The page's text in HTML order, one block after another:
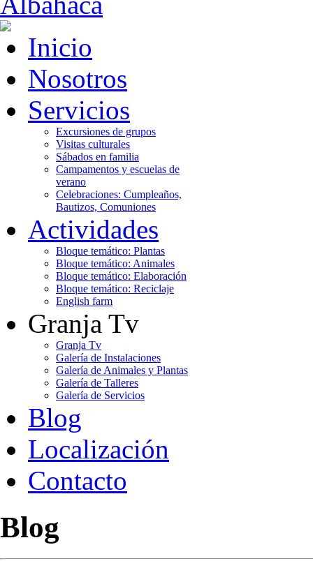
Inicio
Nosotros
Servicios
Excursiones de grupos
Visitas culturales
Sábados en familia
Campamentos y escuelas de
verano
Celebraciones: Cumpleaños,
Bautizos, Comuniones
Actividades
Bloque temático: Plantas
Bloque temático: Animales
Bloque temático: Elaboración
Bloque temático: Reciclaje
English farm
Granja Tv
Granja Tv
Galería de Instalaciones
Galería de Animales y Plantas
Galería de Talleres
Galería de Servicios
Blog
Localización
Contacto
Blog